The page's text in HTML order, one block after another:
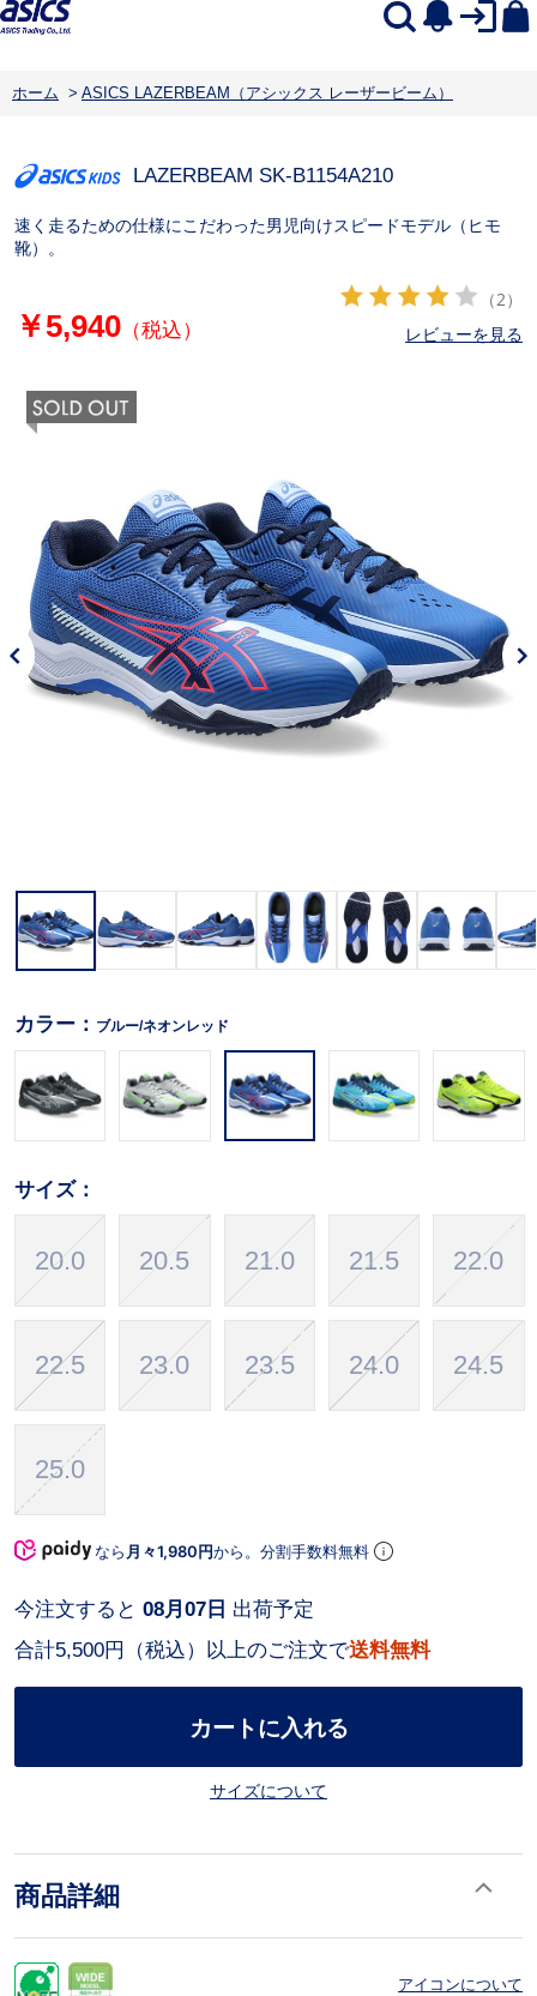
ホーム > ASICS LAZERBEAM（アシックス レーザービーム）
LAZERBEAM SK-B1154A210
速く走るための仕様にこだわった男児向けスピードモデル（ヒモ
靴）。
￥5,940（税込）
（2）
レビューを見る
カラー： ブルー/ネオンレッド
サイズ：
20.0 20.5 21.0 21.5 22.0
22.5 23.0 23.5 24.0 24.5
25.0
なら 月々1,980円から。分割手数料無料
合計5,500円（税込）以上のご注文で送料無料
今注文すると 08月07日 出荷予定
カートに入れる
サイズについて
商品詳細
アイコンについて